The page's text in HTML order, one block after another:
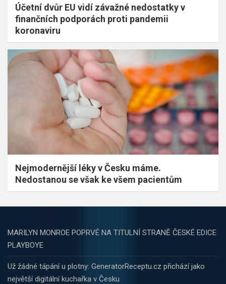
Účetní dvůr EU vidí závažné nedostatky v
finančních podporách proti pandemii
koronaviru
Nejmodernější léky v Česku máme.
Nedostanou se však ke všem pacientům
MARILYN MONROE POPRVÉ NA TITULNÍ STRANĚ ČESKÉ EDICE
PLAYBOYE
Už žádné tápání u plotny: GeneratorReceptu.cz přichází jako
největší digitální kuchařka v Česku